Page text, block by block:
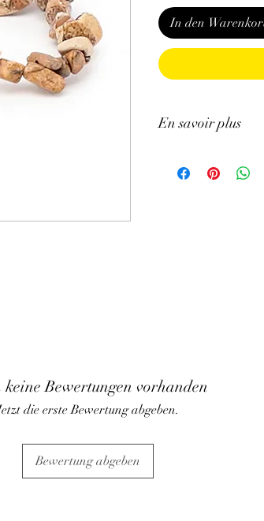
In den
En savoir plus
n'exclut en aucun
keine Bewertungen vorhanden
die erste Bewertung abgeben.
Bewertung abgeben